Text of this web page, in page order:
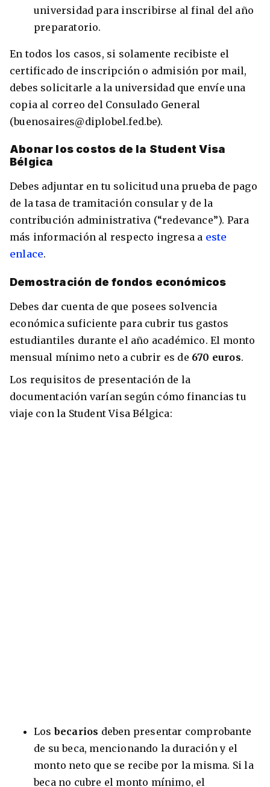
universidad para inscribirse al final del año
preparatorio.
En todos los casos, si solamente recibiste el
certificado de inscripción o admisión por mail,
debes solicitarle a la universidad que envíe una
copia al correo del Consulado General
(buenosaires@diplobel.fed.be).
Abonar los costos de la Student Visa
Bélgica
Debes adjuntar en tu solicitud una prueba de pago
de la tasa de tramitación consular y de la
contribución administrativa (“redevance”). Para
más información al respecto ingresa a este
enlace.
Demostración de fondos económicos
Debes dar cuenta de que posees solvencia
económica suficiente para cubrir tus gastos
estudiantiles durante el año académico. El monto
mensual mínimo neto a cubrir es de 670 euros.
Los requisitos de presentación de la
documentación varían según cómo financias tu
viaje con la Student Visa Bélgica:
Losbecarios deben presentar comprobante
de su beca, mencionando la duración y el
monto neto que se recibe por la misma. Si la
beca no cubre el monto mínimo, el